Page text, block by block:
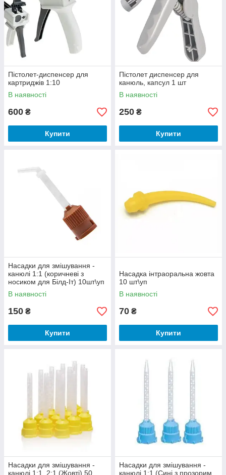
Розмір насадки
Насадки для змішування в Україні та всьому світі
представлені у різних розмірах. Вибір того чи іншого
варіанта залежить від кількості матеріалу, який вам
потрібно замішати, а також його в’язкості та інших
особливостей.
Сучасні виробники пропонують різноманітні насадки для
змішування. Так, одні з них мають прямий носик, інші ж
характеризуються наявністю вигнутої робочої частини для
безпосереднього введення матеріалу в порожнину зуба.
Сумісність з певним матеріалом
здійснювати з урахуванням особливостей пломбувального
матеріалу. Так, деякі варіанти підходять для роботи з А-
силіконами, інші ж - з відбитковими масами.
Відповідність стандартам
замішування, що відповідають міжнародним стандартам.
Використання тільки таких виробів є безпечним для
Пістолет-диспенсер для
картриджів 1:10
В наявності
600 ₴
Купити
Пістолет диспенсер для
канюль, капсул 1 шт
В наявності
250 ₴
Купити
Насадки для змішування -
канюлі 1:1 (коричневі з
носиком для Білд-Іт) 10шт\уп
В наявності
150 ₴
Купити
Насадка інтраоральна жовта
10 шт\уп
В наявності
70 ₴
Купити
Насадки для змішування -
канюлі 1:1, 2:1 (Жовті) 50
Насадки для змішування -
канюлі 1:1 (Сині з прозорим